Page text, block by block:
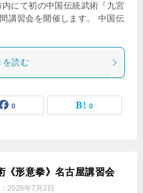
にて初の中国伝統武術『九宮
講習会を開催します。 中国伝
を読む
0 0
形意拳》名古屋講習会
2026年7月2日